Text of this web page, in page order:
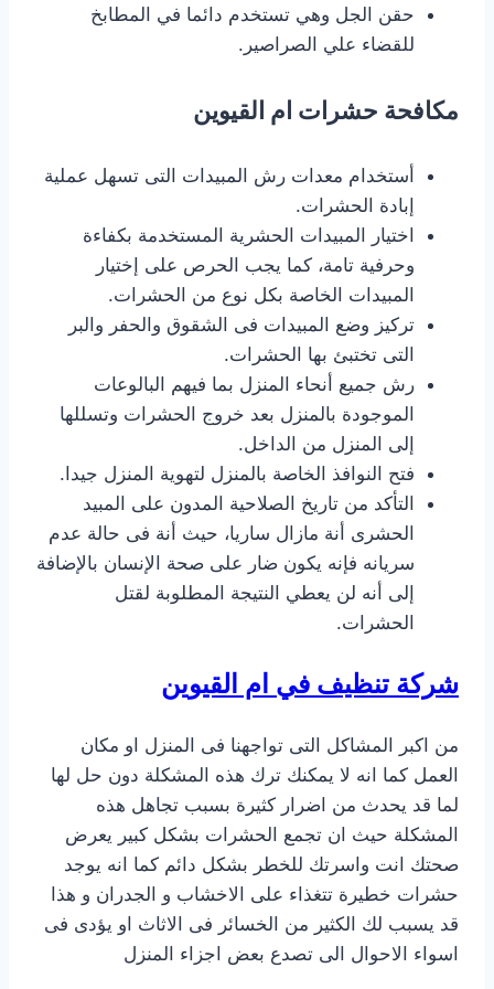
حقن الجل وهي تستخدم دائما في المطابخ
للقضاء علي الصراصير.
مكافحة حشرات ام القيوين
أستخدام معدات رش المبيدات التى تسهل عملية
إبادة الحشرات.
اختيار المبيدات الحشرية المستخدمة بكفاءة
وحرفية تامة، كما يجب الحرص على إختيار
المبيدات الخاصة بكل نوع من الحشرات.
تركيز وضع المبيدات فى الشقوق والحفر والبر
التى تختبئ بها الحشرات.
رش جميع أنحاء المنزل بما فيهم البالوعات
الموجودة بالمنزل بعد خروج الحشرات وتسللها
إلى المنزل من الداخل.
فتح النوافذ الخاصة بالمنزل لتهوية المنزل جيدا.
التأكد من تاريخ الصلاحية المدون على المبيد
الحشرى أنة مازال ساريا، حيث أنة فى حالة عدم
سريانه فإنه يكون ضار على صحة الإنسان بالإضافة
إلى أنه لن يعطي النتيجة المطلوبة لقتل
الحشرات.
شركة تنظيف في ام القيوين
من اكبر المشاكل التى تواجهنا فى المنزل او مكان
العمل كما انه لا يمكنك ترك هذه المشكلة دون حل لها
لما قد يحدث من اضرار كثيرة بسبب تجاهل هذه
المشكلة حيث ان تجمع الحشرات بشكل كبير يعرض
صحتك انت واسرتك للخطر بشكل دائم كما انه يوجد
حشرات خطيرة تتغذاء على الاخشاب و الجدران و هذا
قد يسبب لك الكثير من الخسائر فى الاثاث او يؤدى فى
اسواء الاحوال الى تصدع بعض اجزاء المنزل